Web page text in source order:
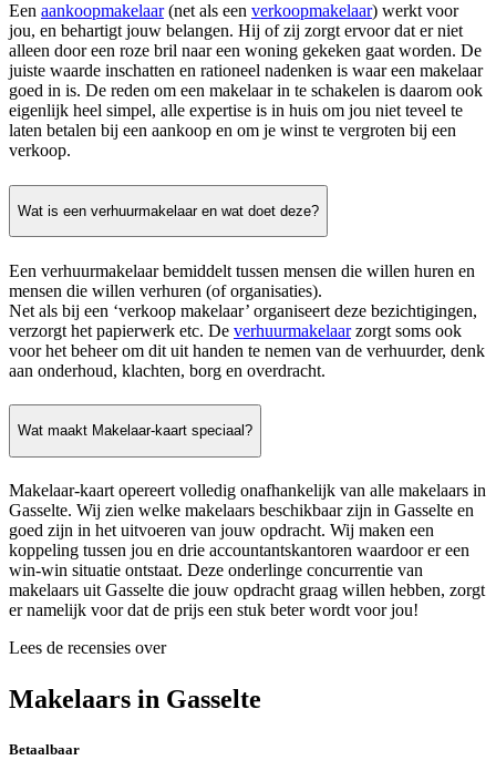
Een aankoopmakelaar(net als een verkoopmakelaar) werkt voor
jou, en behartigt jouw belangen. Hij of zij zorgt ervoor dat er niet
alleen door een roze bril naar een woning gekeken gaat worden. De
juiste waarde inschatten en rationeel nadenken is waar een makelaar
goed in is. De reden om een makelaar in te schakelen is daarom ook
eigenlijk heel simpel, alle expertise is in huis om jou niet teveel te
laten betalen bij een aankoop en om je winst te vergroten bij een
verkoop.
Wat is een verhuurmakelaar en wat doet deze?
Een verhuurmakelaar bemiddelt tussen mensen die willen huren en
mensen die willen verhuren (of organisaties).
Net als bij een ‘verkoop makelaar’ organiseert deze bezichtigingen,
verzorgt het papierwerk etc. De verhuurmakelaarzorgt soms ook
voor het beheer om dit uit handen te nemen van de verhuurder, denk
aan onderhoud, klachten, borg en overdracht.
Wat maakt Makelaar-kaart speciaal?
Makelaar-kaart opereert volledig onafhankelijk van alle makelaars in
Gasselte. Wij zien welke makelaars beschikbaar zijn in Gasselte en
goed zijn in het uitvoeren van jouw opdracht. Wij maken een
koppeling tussen jou en drie accountantskantoren waardoor er een
win-win situatie ontstaat. Deze onderlinge concurrentie van
makelaars uit Gasselte die jouw opdracht graag willen hebben, zorgt
er namelijk voor dat de prijs een stuk beter wordt voor jou!
Lees de recensies over
Makelaars in Gasselte
Betaalbaar